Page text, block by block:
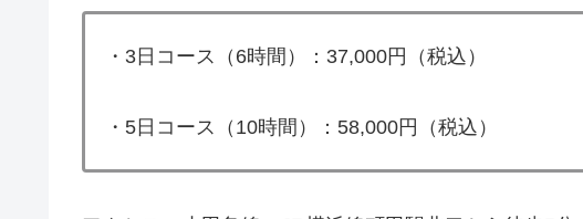
・3日コース（6時間）：37,000円（税込）
・5日コース（10時間）：58,000円（税込）